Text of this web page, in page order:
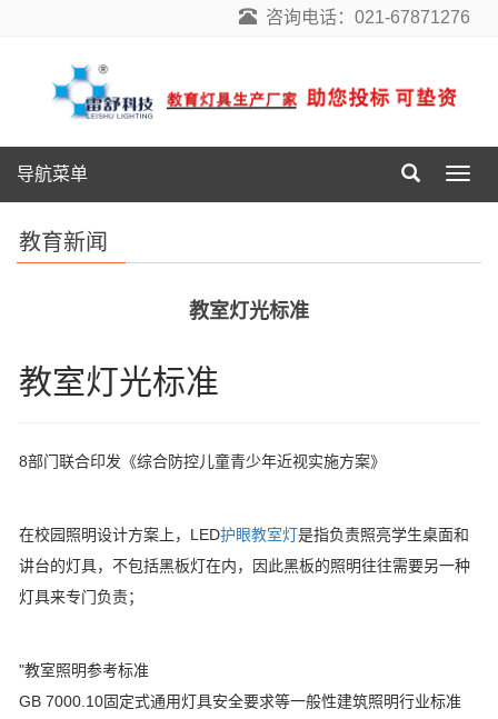
咨询电话：021-67871276
导
航
导航菜单
教育新闻
教室灯光标准
教室灯光标准
8部门联合印发《综合防控儿童青少年近视实施方案》
在校园照明设计方案上，LED护眼教室灯是指负责照亮学生桌面和
讲台的灯具，不包括黑板灯在内，因此黑板的照明往往需要另一种
灯具来专门负责；
"教室照明参考标准
GB 7000.10固定式通用灯具安全要求等一般性建筑照明行业标准